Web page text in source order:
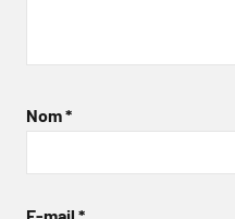
Nom*
E-mail *